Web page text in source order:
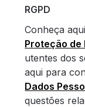
RGPD
Conheça
Proteção de
utentes dos
aqui para
Dados
questões